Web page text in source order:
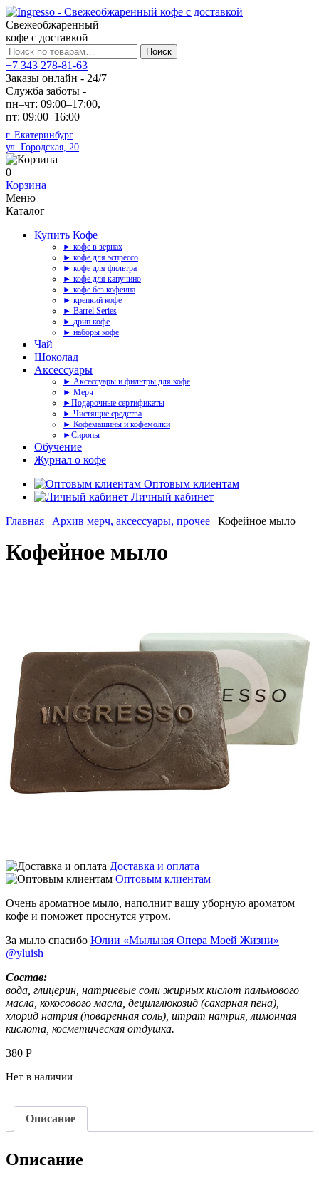
Свежеобжаренный
кофе с доставкой
Искать:
Поиск
+7 343 278-81-63
Заказы онлайн - 24/7
Служба заботы -
пн–чт: 09:00–17:00,
пт: 09:00–16:00
г. Екатеринбург
ул. Городская, 20
0
Корзина
Меню
Каталог
Купить Кофе
► кофе в зернах
► кофе для эспрессо
► кофе для фильтра
► кофе для капучино
► кофе без кофеина
► крепкий кофе
► Barrel Series
► дрип кофе
► наборы кофе
Чай
Шоколад
Аксессуары
► Аксессуары и фильтры для кофе
► Мерч
►Подарочные сертификаты
► Чистящие средства
► Кофемашины и кофемолки
►Сиропы
Обучение
Журнал о кофе
Оптовым клиентам
Личный кабинет
Главная | Архив мерч, аксессуары, прочее | Кофейное мыло
Кофейное мыло
Доставка и оплата
Оптовым клиентам
Очень ароматное мыло, наполнит вашу уборную ароматом
кофе и поможет проснутся утром.
За мыло спасибо Юлии «Мыльная Опера Моей Жизни»
@yluish
Состав:
вода, глицерин, натриевые соли жирных кислот пальмового
масла, кокосового масла, децилглюкозид (сахарная пена),
хлорид натрия (поваренная соль), итрат натрия, лимонная
кислота, косметическая отдушка.
380 Р
Нет в наличии
Описание
Описание